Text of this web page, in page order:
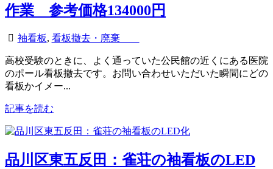
作業 参考価格134000円
袖看板, 看板撤去・廃棄
高校受験のときに、よく通っていた公民館の近くにある医院
のポール看板撤去です。お問い合わせいただいた瞬間にどの
看板かイメー...
記事を読む
品川区東五反田：雀荘の袖看板のLED